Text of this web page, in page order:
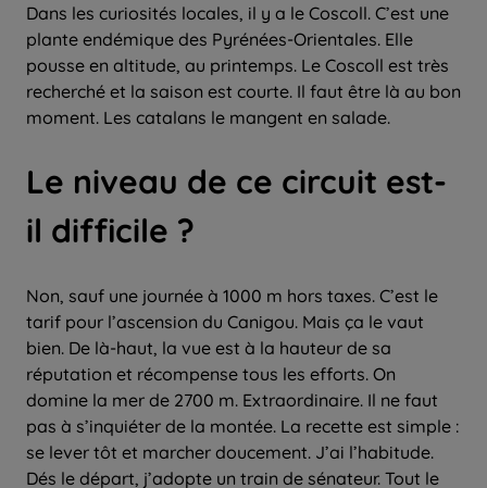
Dans les curiosités locales, il y a le Coscoll. C’est une
plante endémique des Pyrénées-Orientales. Elle
pousse en altitude, au printemps. Le Coscoll est très
recherché et la saison est courte. Il faut être là au bon
moment. Les catalans le mangent en salade.
Le niveau de ce circuit est-
il difficile ?
Non, sauf une journée à 1000 m hors taxes. C’est le
tarif pour l’ascension du Canigou. Mais ça le vaut
bien. De là-haut, la vue est à la hauteur de sa
réputation et récompense tous les efforts. On
domine la mer de 2700 m. Extraordinaire. Il ne faut
pas à s’inquiéter de la montée. La recette est simple :
se lever tôt et marcher doucement. J’ai l’habitude.
Dés le départ, j’adopte un train de sénateur. Tout le